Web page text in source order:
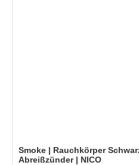
Smoke | Rauchkörper
Abreißzünder | NICO